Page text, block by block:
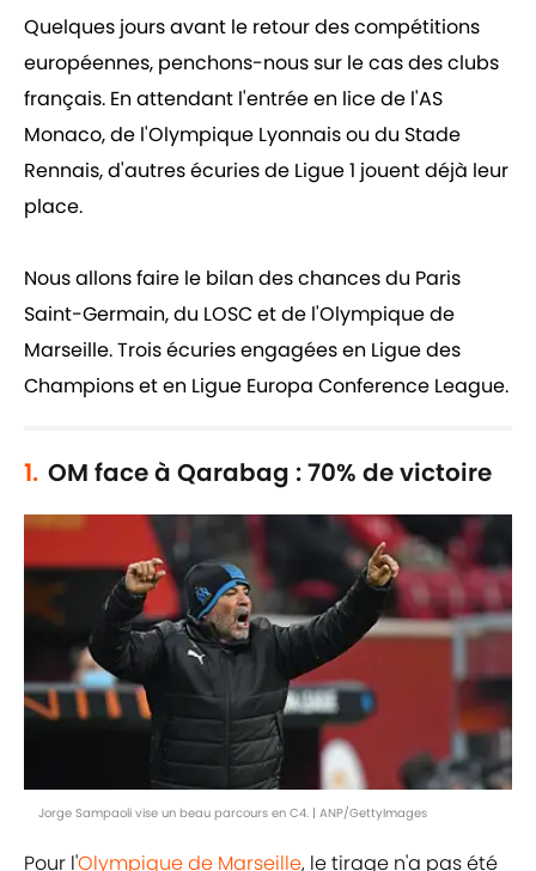
Quelques jours avant le retour des compétitions
européennes, penchons-nous sur le cas des clubs
français. En attendant l'entrée en lice de l'AS
Monaco, de l'Olympique Lyonnais ou du Stade
Rennais, d'autres écuries de Ligue 1 jouent déjà leur
place.
Nous allons faire le bilan des chances du Paris
Saint-Germain, du LOSC et de l'Olympique de
Marseille. Trois écuries engagées en Ligue des
Champions et en Ligue Europa Conference League.
1. OM face à Qarabag : 70% de victoire
Jorge Sampaoli vise un beau parcours en C4. | ANP/GettyImages
Pour l'Olympique de Marseille, le tirage n'a pas été